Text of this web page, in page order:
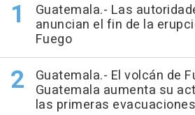
Guatemala.- Las
anuncian el fin de la
Fuego
Guatemala.- El volcán de
Guatemala aumenta su
las primeras evacuaciones